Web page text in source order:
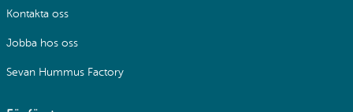
Kontakta oss
Jobba hos oss
Sevan Hummus Factory